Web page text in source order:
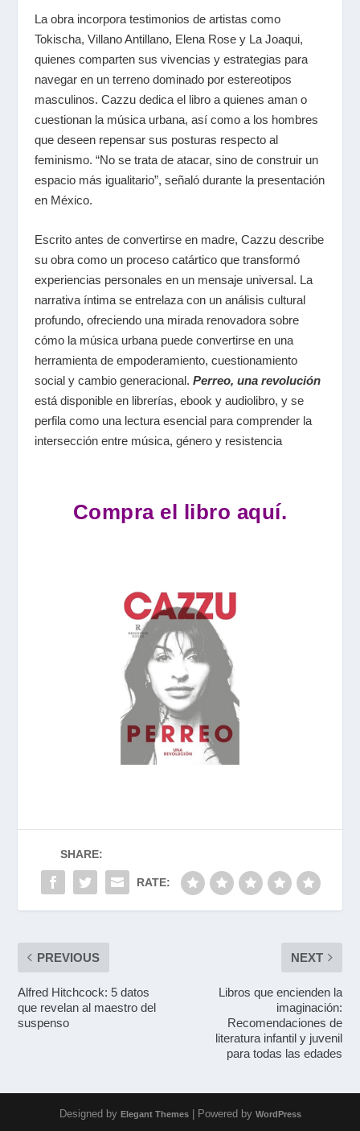
La obra incorpora testimonios de artistas como
Tokischa, Villano Antillano, Elena Rose y La Joaqui,
quienes comparten sus vivencias y estrategias para
navegar en un terreno dominado por estereotipos
masculinos. Cazzu dedica el libro a quienes aman o
cuestionan la música urbana, así como a los hombres
que deseen repensar sus posturas respecto al
feminismo. “No se trata de atacar, sino de construir un
espacio más igualitario”, señaló durante la presentación
en México.
Escrito antes de convertirse en madre, Cazzu describe
su obra como un proceso catártico que transformó
experiencias personales en un mensaje universal. La
narrativa íntima se entrelaza con un análisis cultural
profundo, ofreciendo una mirada renovadora sobre
cómo la música urbana puede convertirse en una
herramienta de empoderamiento, cuestionamiento
social y cambio generacional. Perreo, una revolución
está disponible en librerías, ebook y audiolibro, y se
perfila como una lectura esencial para comprender la
intersección entre música, género y resistencia
Compra el libro aquí.
SHARE:
RATE:
PREVIOUS
Alfred Hitchcock: 5 datos
que revelan al maestro del
suspenso
NEXT
Libros que encienden la
imaginación:
Recomendaciones de
literatura infantil y juvenil
para todas las edades
Designed by Elegant Themes| Powered by WordPress